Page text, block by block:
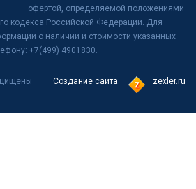
офертой, определяемой положениями
кодекса Российской Федерации. Для
о наличии и стоимости указанных
+7(499) 4901830.
Создание сайта zexler.ru